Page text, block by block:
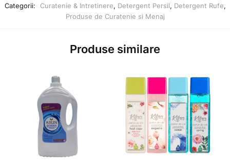
Categorii:
Curatenie & Intretinere, Detergent Persil, Detergent Rufe,
Produse de Curatenie si Menaj
Produse similare